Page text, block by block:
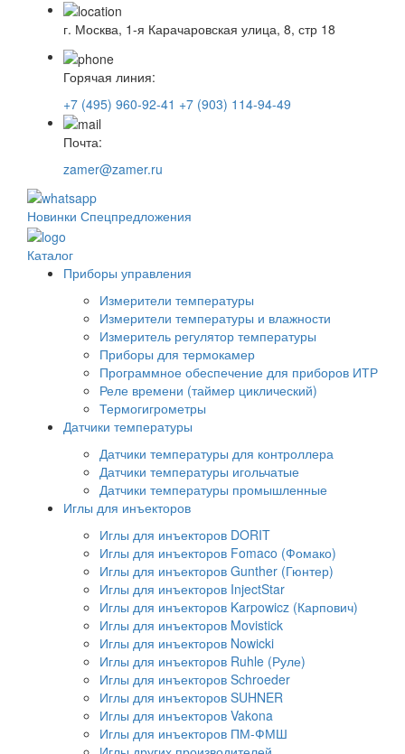
г. Москва, 1-я Карачаровская улица, 8, стр 18
Горячая линия:
+7 (495) 960-92-41 +7 (903) 114-94-49
Почта:
zamer@zamer.ru
Новинки Спецпредложения
Каталог
Приборы управления
Измерители температуры
Измерители температуры и влажности
Измеритель регулятор температуры
Приборы для термокамер
Программное обеспечение для приборов ИТР
Реле времени (таймер циклический)
Термогигрометры
Датчики температуры
Датчики температуры для контроллера
Датчики температуры игольчатые
Датчики температуры промышленные
Иглы для инъекторов
Иглы для инъекторов DORIT
Иглы для инъекторов Fomaco (Фомако)
Иглы для инъекторов Gunther (Гюнтер)
Иглы для инъекторов InjectStar
Иглы для инъекторов Karpowicz (Карпович)
Иглы для инъекторов Movistick
Иглы для инъекторов Nowicki
Иглы для инъекторов Ruhle (Руле)
Иглы для инъекторов Schroeder
Иглы для инъекторов SUHNER
Иглы для инъекторов Vakona
Иглы для инъекторов ПМ-ФМШ